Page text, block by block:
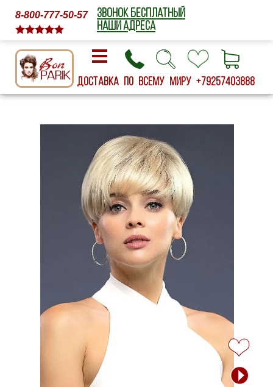
8-800-777-50-57
ЗВОНОК БЕСПЛАТНЫЙ
НАШИ АДРЕСА
Доставка по всему миру +79257403888